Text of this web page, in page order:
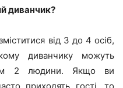
диванчик?
від 3 до 4 осіб,
диванчику можуть
2 людини. Якщо ви